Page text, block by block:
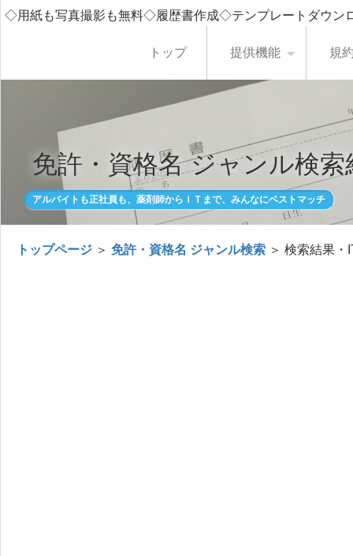
◇用紙も写真撮影も無料◇履歴書作成◇テンプレートダウ
トップ 提供機能 規
免許・資格名 ジャンル検索
アルバイトも正社員も、薬剤師からＩＴまで、みんなにベストマッチ
トップページ ＞ 免許・資格名 ジャンル検索 ＞ 検索結果・